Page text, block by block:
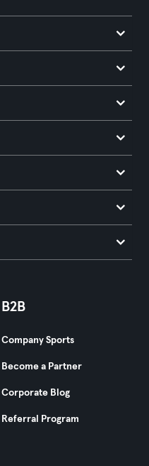
B2B
Company Sports
Become a Partner
Corporate Blog
Referral Program